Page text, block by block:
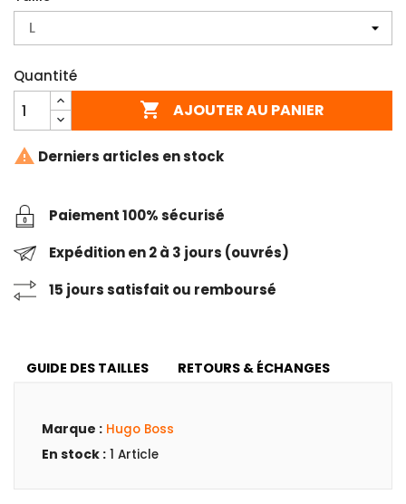
Quantité
 AJOUTER AU PANIER
 Derniers articles en stock
Paiement 100% sécurisé
Expédition en 2 à 3 jours (ouvrés)
15 jours satisfait ou remboursé
GUIDE DES TAILLES RETOURS & ÉCHANGES
Marque : Hugo Boss
En stock : 1 Article